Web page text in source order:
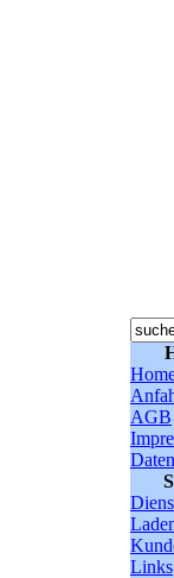
AGB
Links